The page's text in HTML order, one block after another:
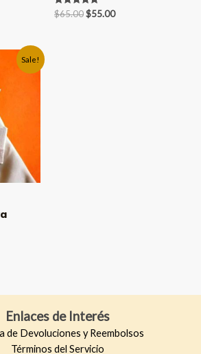
Valorado en
5.00
$65.00Original
$55.00Current
Sale!
Enlaces de Interés
de Devoluciones y Reembolsos
Términos del Servicio